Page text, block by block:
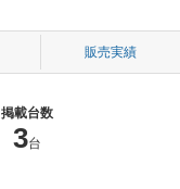
販売実績
掲載台数
3台